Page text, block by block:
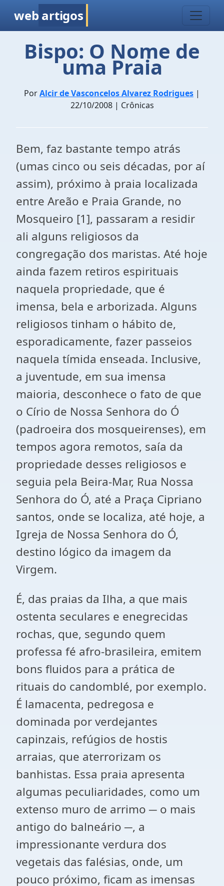
web artigos
Bispo: O Nome de
uma Praia
PorAlcir de Vasconcelos Alvarez Rodrigues |
22/10/2008 | Crônicas
Bem, faz bastante tempo atrás
(umas cinco ou seis décadas, por aí
assim), pró­ximo à praia localizada
entre Areão e Praia Grande, no
Mosqueiro [1], passaram a residir
ali alguns religiosos da
congregação dos maristas. Até hoje
ainda fazem retiros espirituais
naquela propriedade, que é
imensa, bela e arborizada. Alguns
religiosos tinham o hábito de,
esporadicamente, fazer passeios
naquela tímida enseada. Inclusive,
a juventude, em sua imensa
maioria, desconhece o fato de que
o Círio de Nossa Senhora do Ó
(padroeira dos mosqueirenses), em
tempos agora remotos, saía da
propriedade desses religiosos e
seguia pela Beira-Mar, Rua Nossa
Senhora do Ó, até a Praça Cipriano
santos, onde se localiza, até hoje, a
Igreja de Nossa Senhora do Ó,
destino lógico da imagem da
Virgem.
É, das praias da Ilha, a que mais
ostenta seculares e enegrecidas
rochas, que, segundo quem
professa fé afro-brasileira, emitem
bons fluidos para a prática de
rituais do candomblé, por exemplo.
É lamacenta, pedregosa e
dominada por verdejantes
capinzais, refúgios de hostis
arraias, que aterrorizam os
banhistas. Essa praia apresenta
algumas peculiaridades, como um
extenso muro de arrimo ─ o mais
antigo do balneário ─, a
impressionante verdura dos
vegetais das falésias, onde, um
pouco próximo, ficam as imensas